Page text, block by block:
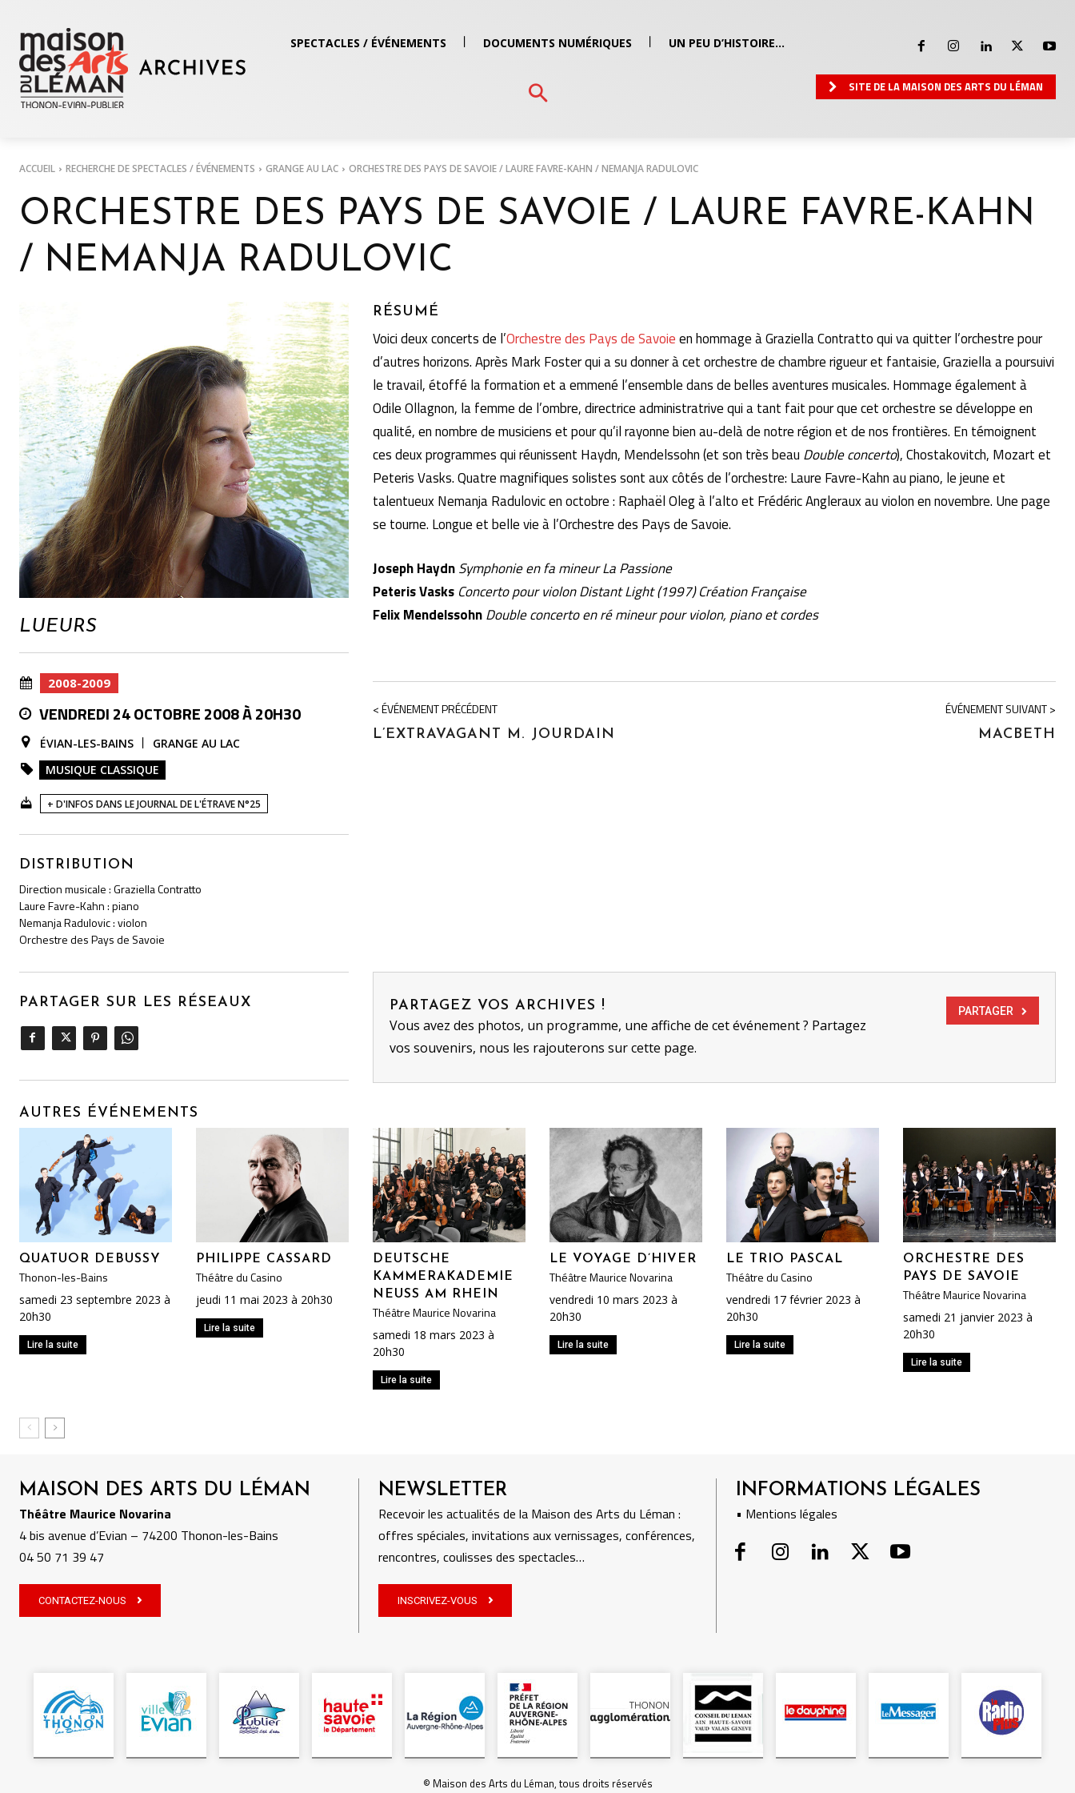
SPECTACLES / ÉVÉNEMENTS DOCUMENTS NUMÉRIQUES UN PEU D’HISTOIRE…
SITE DE LA MAISON DES ARTS DU LÉMAN
ACCUEIL RECHERCHE DE SPECTACLES / ÉVÉNEMENTS GRANGE AU LAC ORCHESTRE DES PAYS DE SAVOIE / LAURE FAVRE-KAHN / NEMANJA RADULOVIC
ORCHESTRE DES PAYS DE SAVOIE / LAURE FAVRE-KAHN
/ NEMANJA RADULOVIC
LUEURS
2008-2009
VENDREDI 24 OCTOBRE 2008 À 20H30
ÉVIAN-LES-BAINS
GRANGE AU LAC
MUSIQUE CLASSIQUE
+ D'INFOS DANS LE JOURNAL DE L'ÉTRAVE N°25
DISTRIBUTION
Direction musicale : Graziella Contratto
Laure Favre-Kahn : piano
Nemanja Radulovic : violon
Orchestre des Pays de Savoie
RÉSUMÉ
Voici deux concerts de l’Orchestre des Pays de Savoieen hommage à Graziella Contratto qui va quitter l’orchestre pour
d’autres horizons. Après Mark Foster qui a su donner à cet orchestre de chambre rigueur et fantaisie, Graziella a poursuivi
le travail, étoffé la formation et a emmené l’ensemble dans de belles aventures musicales. Hommage également à
Odile Ollagnon, la femme de l’ombre, directrice administratrive qui a tant fait pour que cet orchestre se développe en
qualité, en nombre de musiciens et pour qu’il rayonne bien au-delà de notre région et de nos frontières. En témoignent
ces deux programmes qui réunissent Haydn, Mendelssohn (et son très beau Double concerto), Chostakovitch, Mozart et
Peteris Vasks. Quatre magnifiques solistes sont aux côtés de l’orchestre: Laure Favre-Kahn au piano, le jeune et
talentueux Nemanja Radulovic en octobre : Raphaël Oleg à l’alto et Frédéric Angleraux au violon en novembre. Une page
se tourne. Longue et belle vie à l’Orchestre des Pays de Savoie.
Joseph HaydnSymphonie en fa mineur La Passione
Peteris Vasks Concerto pour violon Distant Light (1997) Création Française
Felix MendelssohnDouble concerto en ré mineur pour violon, piano et cordes
< ÉVÉNEMENT PRÉCÉDENT
L’EXTRAVAGANT M. JOURDAIN
ÉVÉNEMENT SUIVANT >
MACBETH
PARTAGER SUR LES RÉSEAUX PARTAGEZ VOS ARCHIVES !
Vous avez des photos, un programme, une affiche de cet événement ? Partagez
vos souvenirs, nous les rajouterons sur cette page.
PARTAGER
AUTRES ÉVÉNEMENTS
QUATUOR DEBUSSY
Thonon-les-Bains
samedi 23 septembre 2023 à
20h30
Lire la suite
PHILIPPE CASSARD
Théâtre du Casino
jeudi 11 mai 2023 à 20h30
Lire la suite
DEUTSCHE
KAMMERAKADEMIE
NEUSS AM RHEIN
Théâtre Maurice Novarina
samedi 18 mars 2023 à
20h30
Lire la suite
LE VOYAGE D’HIVER
Théâtre Maurice Novarina
vendredi 10 mars 2023 à
20h30
Lire la suite
LE TRIO PASCAL
Théâtre du Casino
vendredi 17 février 2023 à
20h30
Lire la suite
ORCHESTRE DES
PAYS DE SAVOIE
Théâtre Maurice Novarina
samedi 21 janvier 2023 à
20h30
Lire la suite
MAISON DES ARTS DU LÉMAN
Théâtre Maurice Novarina
4 bis avenue d’Evian – 74200 Thonon-les-Bains
04 50 71 39 47
CONTACTEZ-NOUS
NEWSLETTER
Recevoir les actualités de la Maison des Arts du Léman :
offres spéciales, invitations aux vernissages, conférences,
rencontres, coulisses des spectacles…
INSCRIVEZ-VOUS
INFORMATIONS LÉGALES
• Mentions légales
© Maison des Arts du Léman, tous droits réservés